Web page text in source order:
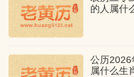
的人属什
公历2026
属什么生